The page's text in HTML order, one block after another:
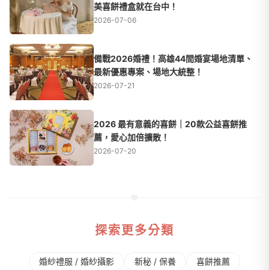
美喜餅禮盒就在台中！
2026-07-06
備戰2026婚禮！高雄44間婚宴場地清單、
最新優惠專案、場地大統整！
2026-07-21
2026 最有意義的喜餅｜20款公益喜餅推
薦，愛心加倍擴散！
2026-07-20
探索更多分類
婚紗禮服 / 婚紗攝影 新秘 / 保養
喜餅推薦